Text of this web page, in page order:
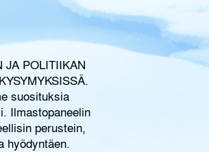
JA POLITIIKAN
suosituksia
. Ilmastopaneelin
perustein,
hyödyntäen.